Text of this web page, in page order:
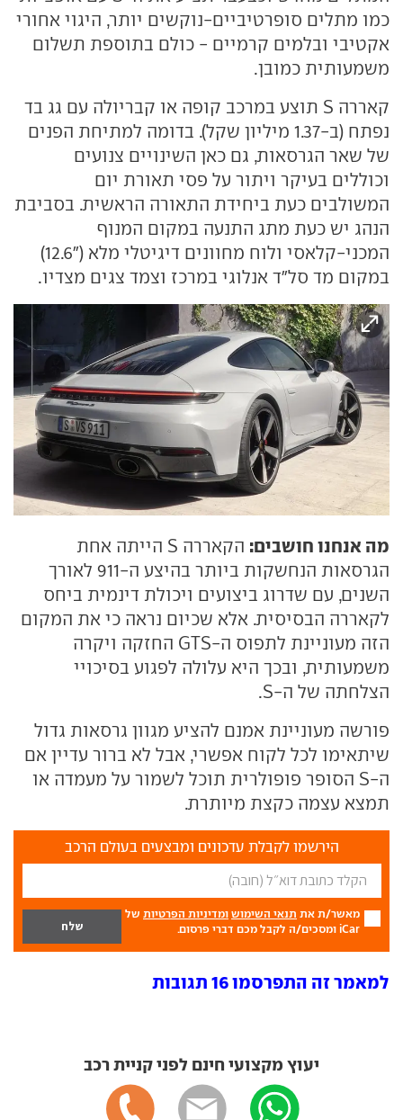
כמו מתלים סופרטיביים-נוקשים יותר, היגוי אחורי
אקטיבי ובלמים קרמיים - כולם בתוספת תשלום
משמעותית כמובן.
קאררה S תוצע במרכב קופה או קבריולה עם גג בד
נפתח (ב-1.37 מיליון שקל). בדומה למתיחת הפנים
של שאר הגרסאות, גם כאן השינויים צנועים
וכוללים בעיקר ויתור על פסי תאורת יום
המשולבים כעת ביחידת התאורה הראשית. בסביבת
הנהג יש כעת מתג התנעה במקום המנוף
המכני-קלאסי ולוח מחוונים דיגיטלי מלא ("12.6)
במקום מד סל"ד אנלוגי במרכז וצמד צגים מצדיו.
מה אנחנו חושבים:
הקאררה S הייתה אחת
הגרסאות הנחשקות ביותר בהיצע ה-911 לאורך
השנים, עם שדרוג ביצועים ויכולת דינמית ביחס
לקאררה הבסיסית. אלא שכיום נראה כי את המקום
הזה מעוניינת לתפוס ה-GTS החזקה ויקרה
משמעותית, ובכך היא עלולה לפגוע בסיכויי
הצלחתה של ה-S.
פורשה מעוניינת אמנם להציע מגוון גרסאות גדול
שיתאימו לכל לקוח אפשרי, אבל לא ברור עדיין אם
ה-S הסופר פופולרית תוכל לשמור על מעמדה או
תמצא עצמה כקצת מיותרת.
הירשמו לקבלת עדכונים ומבצעים בעולם הרכב
מאשר/ת את תנאי השימוש ומדיניות הפרטיות של
iCar ומסכים/ה לקבל מכם דברי פרסום.
למאמר זה התפרסמו 16 תגובות
יעוץ מקצועי חינם לפני קניית רכב